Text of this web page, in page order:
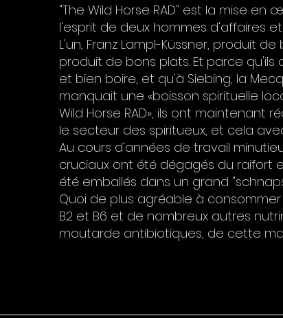
"The Wild Horse RAD" est la mise
l'esprit de deux hommes d'affaires
L'un, Franz Lampl-Küssner, produit
produit de bons plats. Et parce
et bien boire, et qu'à Siebing, la
manquait une «boisson spirituelle
Wild Horse RAD», ils ont maintenant
le secteur des spiritueux, et cela
Au cours d'années de travail
cruciaux ont été dégagés du raifort
été emballés dans un grand
Quoi de plus agréable à consommer
B2 et B6 et de nombreux autres
moutarde antibiotiques, de cette